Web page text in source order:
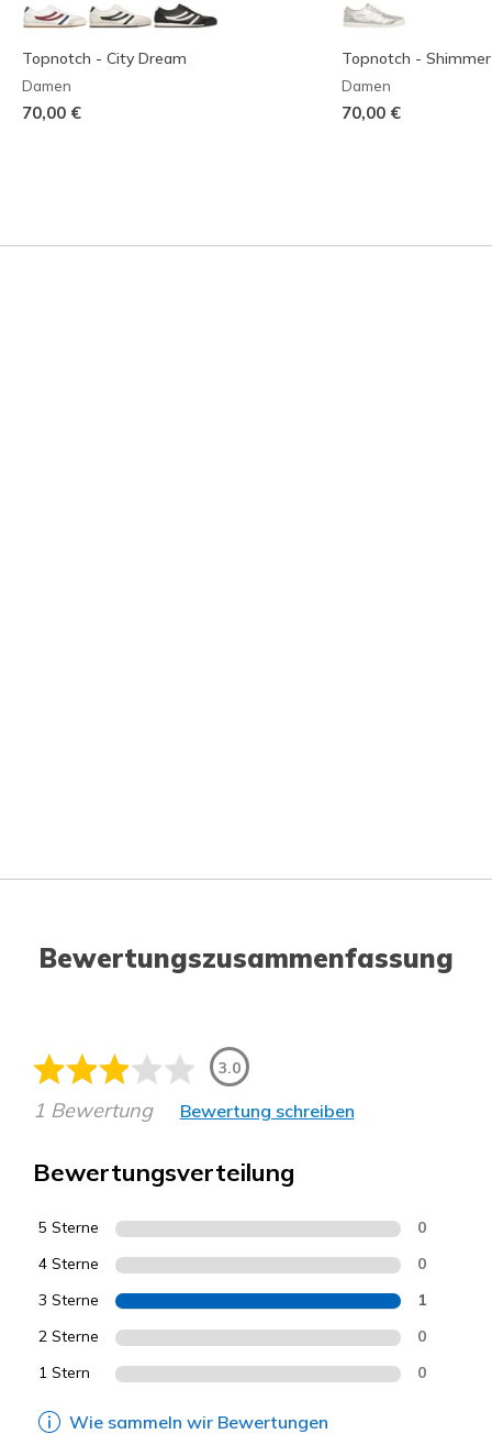
Topnotch - City Dream
Damen
70,00 €
Topnotch - Shimmer
Damen
70,00 €
Bewertungszusammenfassung
3.0
1 Bewertung Bewertung schreiben
Bewertungsverteilung
5 Sterne 0
4 Sterne 0
3 Sterne 1
2 Sterne 0
1 Stern 0
Wie sammeln wir Bewertungen